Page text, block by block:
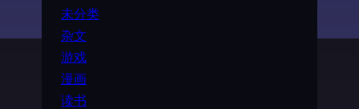
未分类
杂文
游戏
漫画
读书